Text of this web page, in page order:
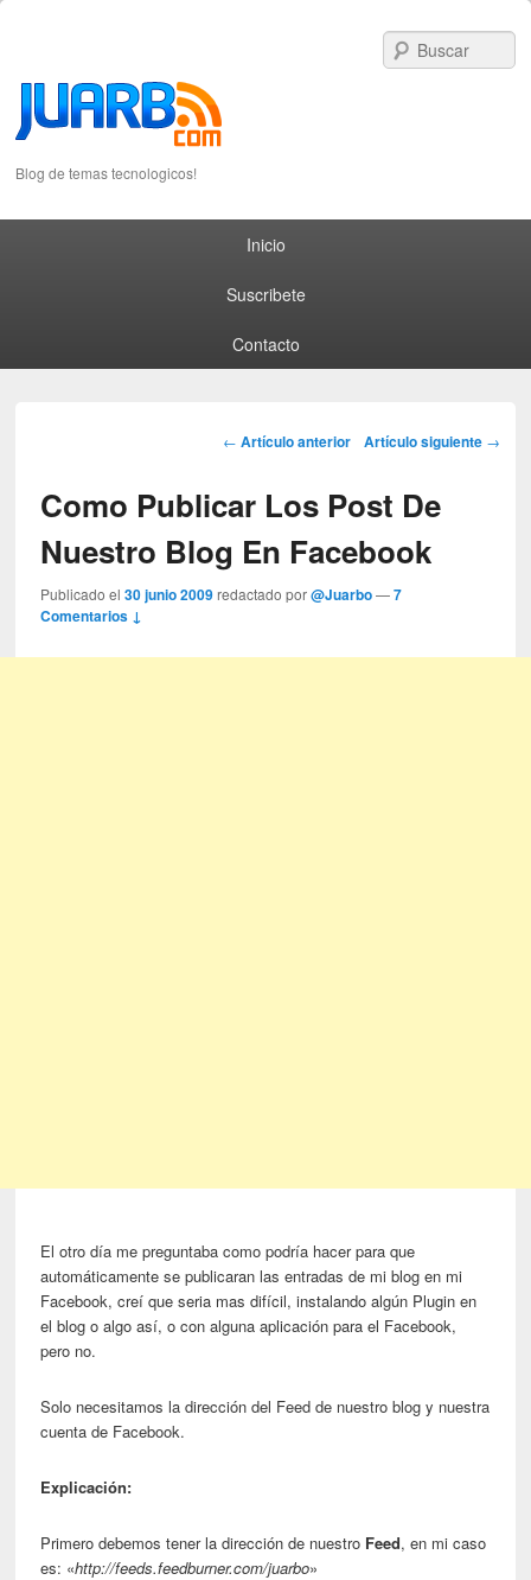
Blog de temas tecnologicos!
Inicio
Suscribete
Contacto
Post navigation
← Artículo anterior Artículo siguiente →
Como Publicar Los Post De
Nuestro Blog En Facebook
Publicado el30 junio 2009 redactado por@Juarbo —7
Comentarios ↓
El otro día me preguntaba como podría­ hacer para que
automáticamente se publicaran las entradas de mi blog en mi
Facebook, creí que seria mas difícil, instalando algún Plugin en
el blog o algo así, o con alguna aplicación para el Facebook,
pero no.
Solo necesitamos la dirección del Feed de nuestro blog y nuestra
cuenta de Facebook.
Explicación:
Primero debemos tener la dirección de nuestro Feed, en mi caso
es: «http://feeds.feedburner.com/juarbo»